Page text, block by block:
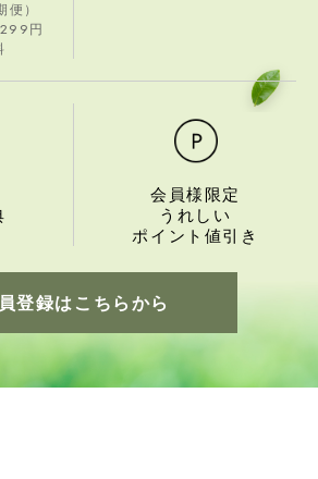
）
円
会員様限定
うれしい
ポイント値引き
登録はこちらから